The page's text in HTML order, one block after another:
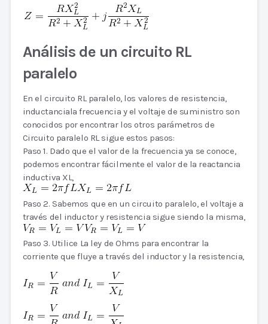
Análisis de un circuito RL
paralelo
En el circuito RL paralelo, los valores de resistencia,
inductanciala frecuencia y el voltaje de suministro son
conocidos por encontrar los otros parámetros de
Circuito paralelo RL sigue estos pasos:
Paso 1. Dado que el valor de la frecuencia ya se conoce,
podemos encontrar fácilmente el valor de la reactancia
inductiva XL,
Paso 2. Sabemos que en un circuito paralelo, el voltaje a
través del inductor y resistencia sigue siendo la misma,
Paso 3. Utilice La ley de Ohms para encontrar la
corriente que fluye a través del inductor y la resistencia,